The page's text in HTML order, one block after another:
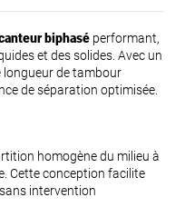
biphasé performant,
et des solides. Avec un
longueur de tambour
de séparation optimisée.
homogène du milieu à
Cette conception facilite
intervention